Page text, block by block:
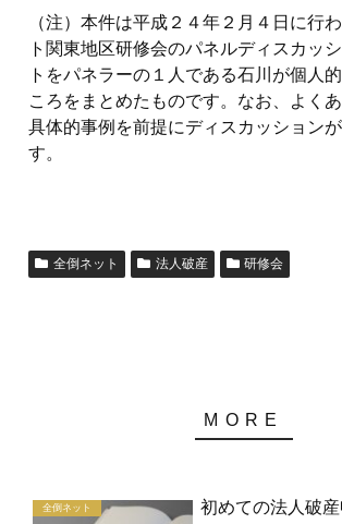
（注）本件は平成２４年２月４日に行
ト関東地区研修会のパネルディスカッ
トをパネラーの１人である石川が個人
ころをまとめたものです。なお、よく
具体的事例を前提にディスカッション
す。
全倒ネット 法人破産 研修会
全倒ネット 初めての法人破産